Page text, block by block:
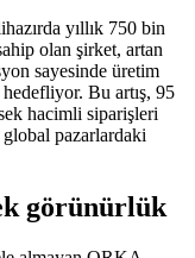
yıllık 750 bin
olan şirket, artan
sayesinde üretim
hedefliyor. Bu artış, 95
hacimli siparişleri
pazarlardaki
görünürlük